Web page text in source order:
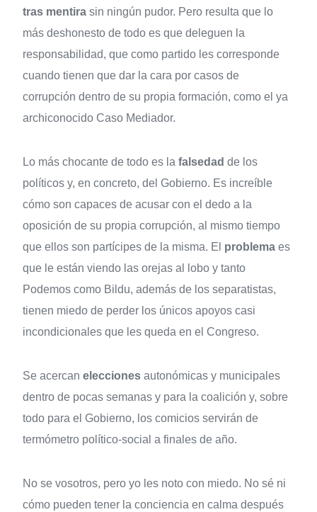
tras mentira sin ningún pudor. Pero resulta que lo
más deshonesto de todo es que deleguen la
responsabilidad, que como partido les corresponde
cuando tienen que dar la cara por casos de
corrupción dentro de su propia formación, como el ya
archiconocido Caso Mediador.
Lo más chocante de todo es la falsedad de los
políticos y, en concreto, del Gobierno. Es increíble
cómo son capaces de acusar con el dedo a la
oposición de su propia corrupción, al mismo tiempo
que ellos son partícipes de la misma. El problema es
que le están viendo las orejas al lobo y tanto
Podemos como Bildu, además de los separatistas,
tienen miedo de perder los únicos apoyos casi
incondicionales que les queda en el Congreso.
Se acercan elecciones autonómicas y municipales
dentro de pocas semanas y para la coalición y, sobre
todo para el Gobierno, los comicios servirán de
termómetro político-social a finales de año.
No se vosotros, pero yo les noto con miedo. No sé ni
cómo pueden tener la conciencia en calma después